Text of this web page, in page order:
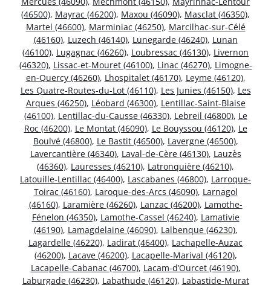
(46500), Mayrac (46200), Maxou (46090), Masclat (46350),
Martel (46600), Marminiac (46250), Marcilhac-sur-Célé
(46160), Luzech (46140), Lunegarde (46240), Lunan
(46100), Lugagnac (46260), Loubressac (46130), Livernon
(46320), Lissac-et-Mouret (46100), Linac (46270), Limogne-
en-Quercy (46260), Lhospitalet (46170), Leyme (46120),
Les Quatre-Routes-du-Lot (46110), Les Junies (46150), Les
Arques (46250), Léobard (46300), Lentillac-Saint-Blaise
(46100), Lentillac-du-Causse (46330), Lebreil (46800), Le
Roc (46200), Le Montat (46090), Le Bouyssou (46120), Le
Boulvé (46800), Le Bastit (46500), Lavergne (46500),
Lavercantière (46340), Laval-de-Cère (46130), Lauzès
(46360), Lauresses (46210), Latronquière (46210),
Latouille-Lentillac (46400), Lascabanes (46800), Larroque-
Toirac (46160), Laroque-des-Arcs (46090), Larnagol
(46160), Laramière (46260), Lanzac (46200), Lamothe-
Fénelon (46350), Lamothe-Cassel (46240), Lamativie
(46190), Lamagdelaine (46090), Lalbenque (46230),
Lagardelle (46220), Ladirat (46400), Lachapelle-Auzac
(46200), Lacave (46200), Lacapelle-Marival (46120),
Lacapelle-Cabanac (46700), Lacam-d’Ourcet (46190),
Laburgade (46230), Labathude (46120), Labastide-Murat